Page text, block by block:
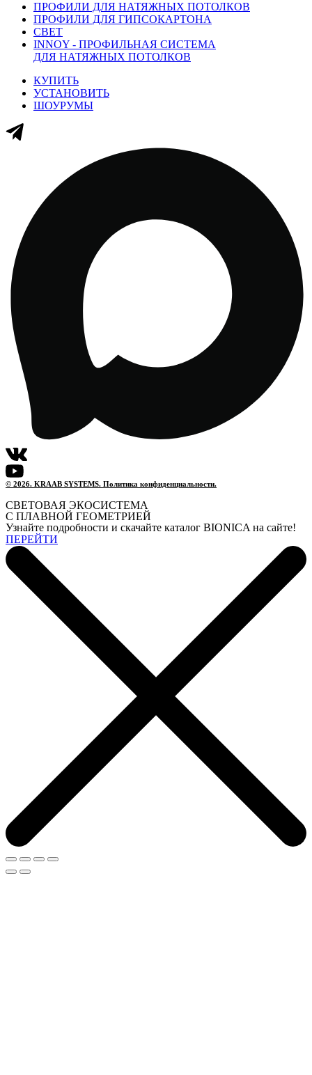
ПРОФИЛИ ДЛЯ НАТЯЖНЫХ ПОТОЛКОВ
ПРОФИЛИ ДЛЯ ГИПСОКАРТОНА
СВЕТ
INNOY - ПРОФИЛЬНАЯ СИСТЕМА
ДЛЯ НАТЯЖНЫХ ПОТОЛКОВ
КУПИТЬ
УСТАНОВИТЬ
ШОУРУМЫ
© 2026. KRAAB SYSTEMS. Политика конфиденциальности.
СВЕТОВАЯ ЭКОСИСТЕМА
С ПЛАВНОЙ ГЕОМЕТРИЕЙ
Узнайте подробности и скачайте каталог BIONICA на сайте!
ПЕРЕЙТИ